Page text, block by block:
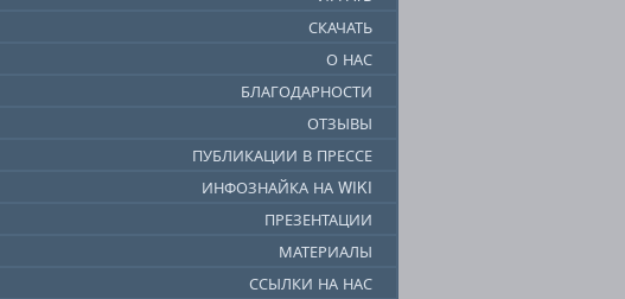
СКАЧАТЬ
О НАС
БЛАГОДАРНОСТИ
ОТЗЫВЫ
ПУБЛИКАЦИИ В ПРЕССЕ
ИНФОЗНАЙКА НА WIKI
ПРЕЗЕНТАЦИИ
МАТЕРИАЛЫ
ССЫЛКИ НА НАС